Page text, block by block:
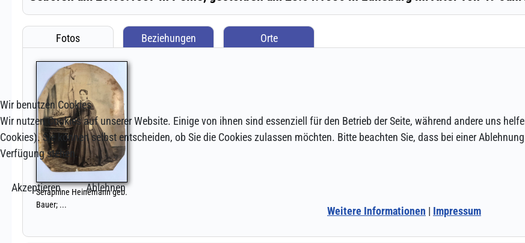
Wir benutzen Cookies
Wir nutzen Cookies auf unserer Website. Einige von ihnen sind essenziell für den Betrieb der Seite, während andere uns
Cookies). Sie können selbst entscheiden, ob Sie die Cookies zulassen möchten. Bitte beachten Sie, dass bei einer
Verfügung stehen.
Akzeptieren
Ablehnen
Weitere Informationen | Impressum